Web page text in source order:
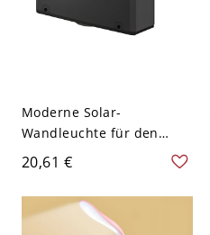
Moderne Solar-
Wandleuchte für den
Außenbereich mit weißem
Acryl-Geometrieschirm -
Schwarz - 110V-120V
Warm
20,61 €